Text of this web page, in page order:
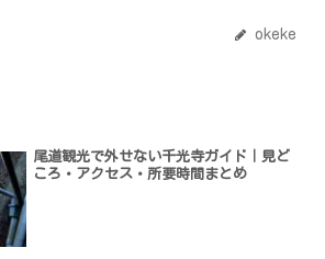
okeke
尾道観光で外せない千光寺ガイド｜見ど
ころ・アクセス・所要時間まとめ